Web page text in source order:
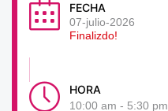
FECHA
07-julio-2026
Finalizdo!
HORA
10:00 am - 5:30 pm